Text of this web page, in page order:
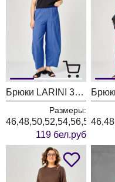
Брюки LARINI 3001 василек
Размеры:
46,48,50,52,54,56,58
119 бел.руб